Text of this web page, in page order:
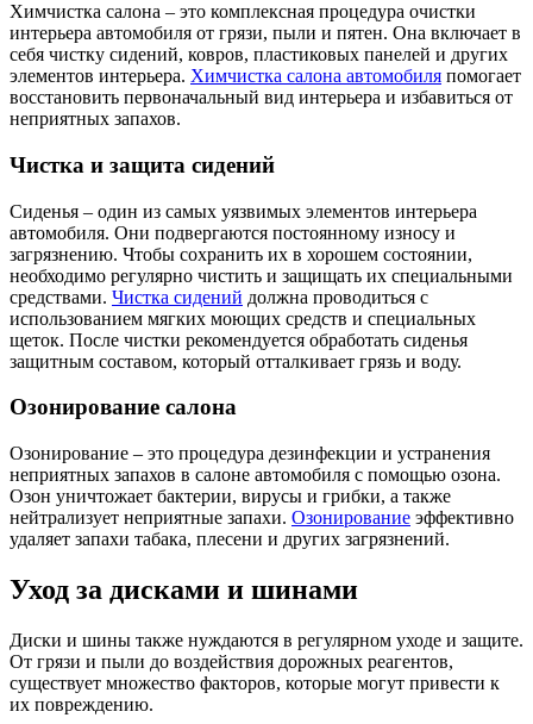
Химчистка салона – это комплексная процедура очистки
интерьера автомобиля от грязи, пыли и пятен. Она включает в
себя чистку сидений, ковров, пластиковых панелей и других
элементов интерьера. Химчистка салона автомобиля помогает
восстановить первоначальный вид интерьера и избавиться от
неприятных запахов.
Чистка и защита сидений
Сиденья – один из самых уязвимых элементов интерьера
автомобиля. Они подвергаются постоянному износу и
загрязнению. Чтобы сохранить их в хорошем состоянии,
необходимо регулярно чистить и защищать их специальными
средствами. Чистка сидений должна проводиться с
использованием мягких моющих средств и специальных
щеток. После чистки рекомендуется обработать сиденья
защитным составом, который отталкивает грязь и воду.
Озонирование салона
Озонирование – это процедура дезинфекции и устранения
неприятных запахов в салоне автомобиля с помощью озона.
Озон уничтожает бактерии, вирусы и грибки, а также
нейтрализует неприятные запахи. Озонирование эффективно
удаляет запахи табака, плесени и других загрязнений.
Уход за дисками и шинами
Диски и шины также нуждаются в регулярном уходе и защите.
От грязи и пыли до воздействия дорожных реагентов,
существует множество факторов, которые могут привести к
их повреждению.